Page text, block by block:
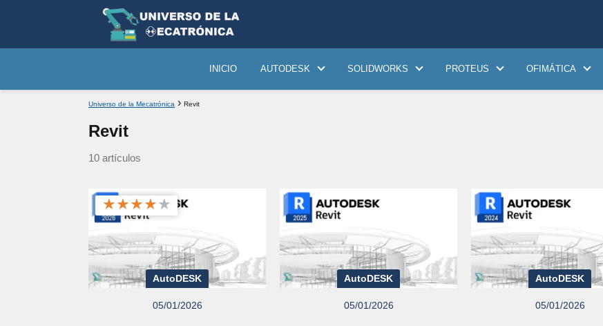
INICIO AUTODESK SOLIDWORKS PROTEUS OFIMÁTICA
Universo de la Mecatrónica Revit
Revit
10 artículos
★★★★★
AutoDESK
05/01/2026
AutoDESK
05/01/2026
AutoDESK
05/01/2026